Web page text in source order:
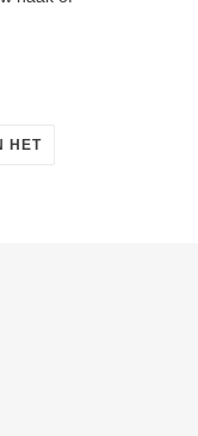
HETPINNEN
opgeslagen